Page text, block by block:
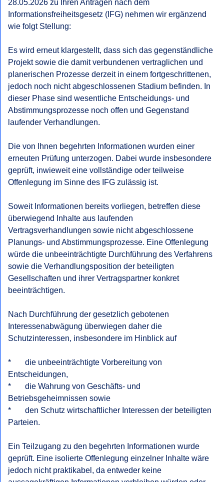
28.05.2026 zu Ihren Anträgen nach dem
Informationsfreiheitsgesetz (IFG) nehmen wir ergänzend
wie folgt Stellung:
Es wird erneut klargestellt, dass sich das gegenständliche
Projekt sowie die damit verbundenen vertraglichen und
planerischen Prozesse derzeit in einem fortgeschrittenen,
jedoch noch nicht abgeschlossenen Stadium befinden. In
dieser Phase sind wesentliche Entscheidungs- und
Abstimmungsprozesse noch offen und Gegenstand
laufender Verhandlungen.
Die von Ihnen begehrten Informationen wurden einer
erneuten Prüfung unterzogen. Dabei wurde insbesondere
geprüft, inwieweit eine vollständige oder teilweise
Offenlegung im Sinne des IFG zulässig ist.
Soweit Informationen bereits vorliegen, betreffen diese
überwiegend Inhalte aus laufenden
Vertragsverhandlungen sowie nicht abgeschlossene
Planungs- und Abstimmungsprozesse. Eine Offenlegung
würde die unbeeinträchtigte Durchführung des Verfahrens
sowie die Verhandlungsposition der beteiligten
Gesellschaften und ihrer Vertragspartner konkret
beeinträchtigen.
Nach Durchführung der gesetzlich gebotenen
Interessenabwägung überwiegen daher die
Schutzinteressen, insbesondere im Hinblick auf
*       die unbeeinträchtigte Vorbereitung von
Entscheidungen,
*       die Wahrung von Geschäfts- und
Betriebsgeheimnissen sowie
*       den Schutz wirtschaftlicher Interessen der beteiligten
Parteien.
Ein Teilzugang zu den begehrten Informationen wurde
geprüft. Eine isolierte Offenlegung einzelner Inhalte wäre
jedoch nicht praktikabel, da entweder keine